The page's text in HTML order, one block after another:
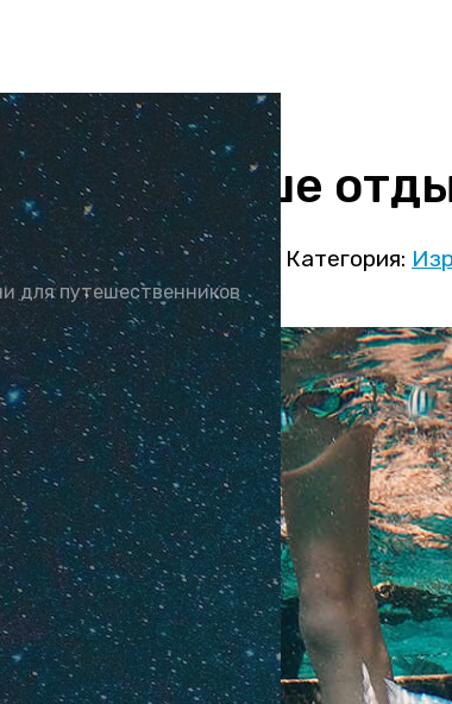
для путешественников
Когда лучше
Автор: Юлия Козлова Категория: